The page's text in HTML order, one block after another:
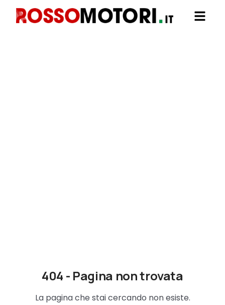
404 - Pagina non trovata
La pagina che stai cercando non esiste.